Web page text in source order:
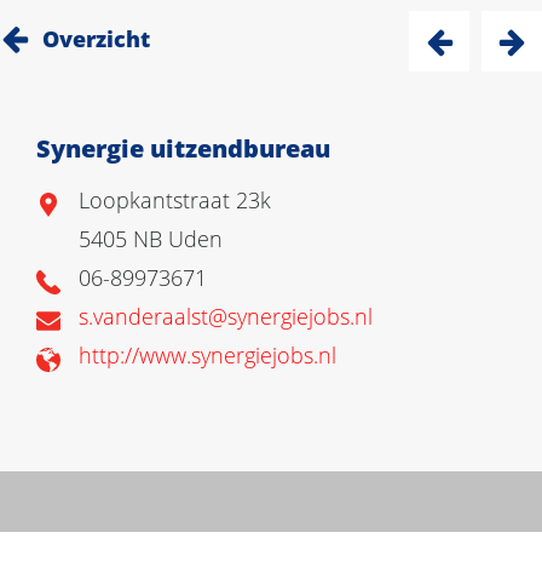
Overzicht
Synergie uitzendbureau
Loopkantstraat 23k
5405 NB Uden
06-89973671
s.vanderaalst@synergiejobs.nl
http://www.synergiejobs.nl